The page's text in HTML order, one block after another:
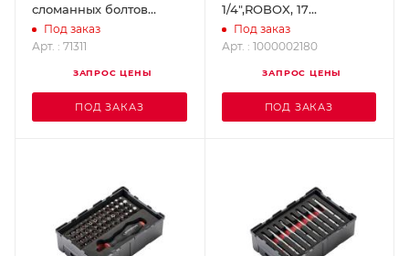
сломанных болтов
ROTHENBERGER 71311
Под заказ
Арт. : 71311
ЗАПРОС ЦЕНЫ
ПОД ЗАКАЗ
1/4",ROBOX, 17
предметов
ROTHENBERGER
Под заказ
Арт. : 1000002180
ЗАПРОС ЦЕНЫ
ПОД ЗАКАЗ